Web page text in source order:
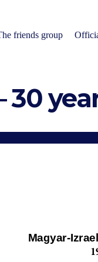
friends group
30